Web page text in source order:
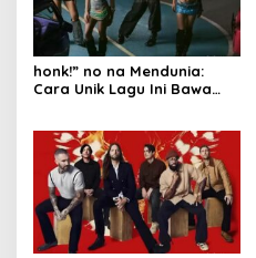
honk!” no na Mendunia:
Cara Unik Lagu Ini Bawa